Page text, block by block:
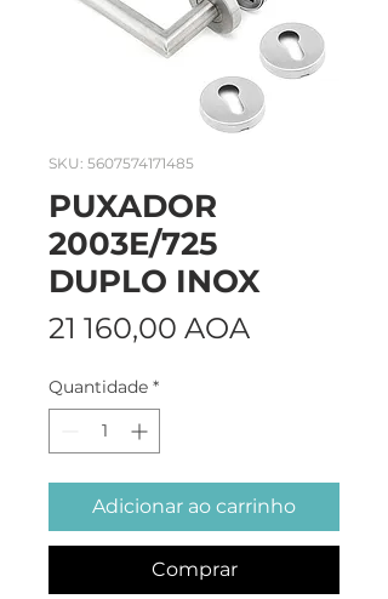
SKU: 5607574171485
PUXADOR
2003E/725
DUPLO INOX
21 160,00 AOA
Quantidade *
Adicionar ao carrinho
Comprar